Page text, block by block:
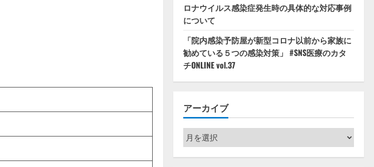
ロナウイルス感染症発生時の具体的な対応事例
について
「院内感染予防屋が新型コロナ以前から家族に
勧めている５つの感染対策」 #SNS医療のカタ
チONLINE vol.37
アーカイブ
ア
ー
カ